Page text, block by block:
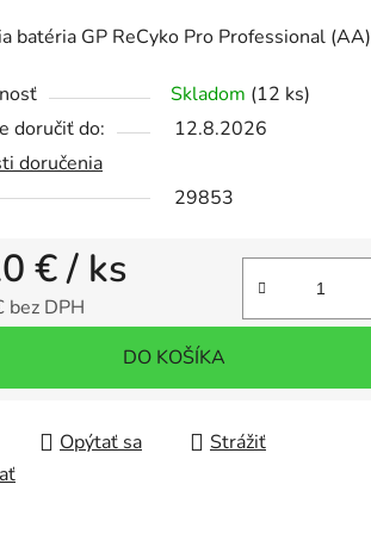
batéria GP ReCyko Pro Professional (AA)
Skladom (12 ks)
doručiť do:
12.8.2026
doručenia
29853
€/ ks
bez DPH
DO KOŠÍKA
Opýtať sa
Strážiť